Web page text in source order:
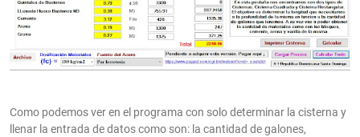
Como podemos ver en el programa con solo determinar la cisterna y
llenar la entrada de datos como son: la cantidad de galones,